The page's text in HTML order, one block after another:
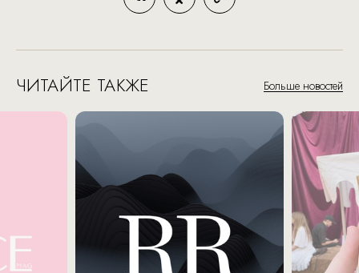
ЧИТАЙТЕ ТАКЖЕ Больше новостей